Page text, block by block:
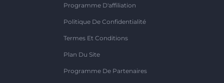
Programme D'affiliation
Politique De Confidentialité
Termes Et Conditions
Plan Du Site
Programme De Partenaires